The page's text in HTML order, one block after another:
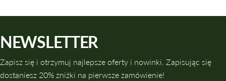
NEWSLETTER
Zapisz się i otrzymuj najlepsze oferty i nowinki. Zapisując się
dostaniesz 20% zniżki na pierwsze zamówienie!